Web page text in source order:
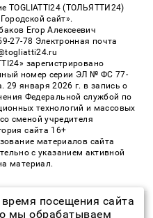
TOGLIATTI24 (ТОЛЬЯТТИ24)
сайт».
Егор Алексеевич
27-78 Электронная почта
зарегистрировано
номер серии ЭЛ № ФС 77-
29 января 2026 г. в запись о
Федеральной службой по
технологий и массовых
сменой учредителя
сайта 16+
материалов сайта
с указанием активной
материал.
права защищены
посещения сайта
мы обрабатываем